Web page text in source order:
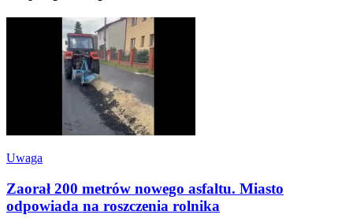
Uwaga
Zaorał 200 metrów nowego asfaltu. Miasto
odpowiada na roszczenia rolnika